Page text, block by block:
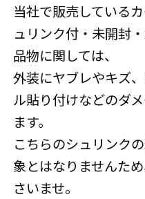
当社で販売している
ュリンク付・未開封
品物に関しては、
外装にヤブレやキズ
ル貼り付けなどのダ
ます。
こちらのシュリンク
象とはなりませんた
さいませ。